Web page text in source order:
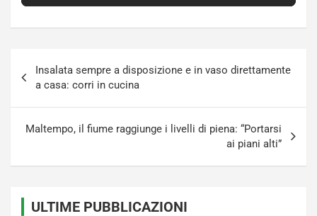
articoli
Insalata sempre a disposizione e in vaso direttamente
a casa: corri in cucina
Maltempo, il fiume raggiunge i livelli di piena: “Portarsi
ai piani alti”
ULTIME PUBBLICAZIONI